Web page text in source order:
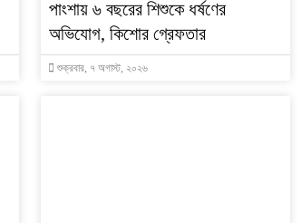
পাংশায় ৬ বছরের শিশুকে ধর্ষণের
অভিযোগ, কিশোর গ্রেফতার
শুক্রবার, ৭ অগাস্ট, ২০২৬